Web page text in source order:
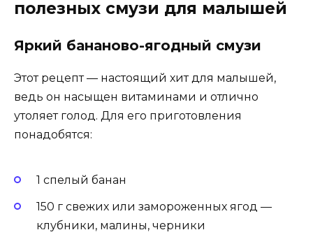
полезных смузи для малышей
Яркий бананово-ягодный смузи
Этот рецепт — настоящий хит для малышей,
ведь он насыщен витаминами и отлично
утоляет голод. Для его приготовления
понадобятся:
1 спелый банан
150 г свежих или замороженных ягод —
клубники, малины, черники